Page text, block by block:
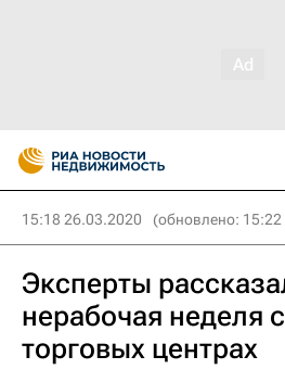
15:18 26.03.2020 (обновлено:
Эксперты
нерабочая неделя
торговых центрах